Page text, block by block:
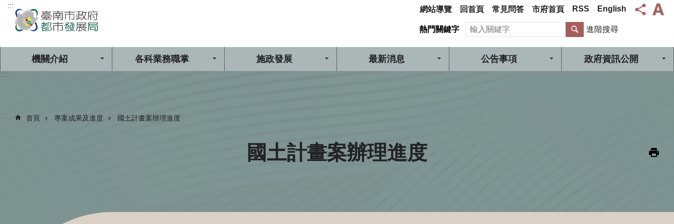
跳到主要內容區塊
::: 網站導覽 回首頁 常見問答 市府首頁 RSS English
:::
機關介紹 各科業務職掌 施政發展 最新消息 公告事項 政府資訊公開
熱門關鍵字 搜尋 進階搜尋
::: 首頁 專案成果及進度 國土計畫案辦理進度
國土計畫案辦理進度